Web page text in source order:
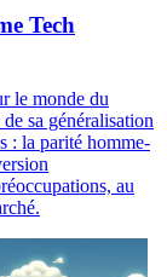
Tech
le monde du
sa généralisation
: la parité homme-
au